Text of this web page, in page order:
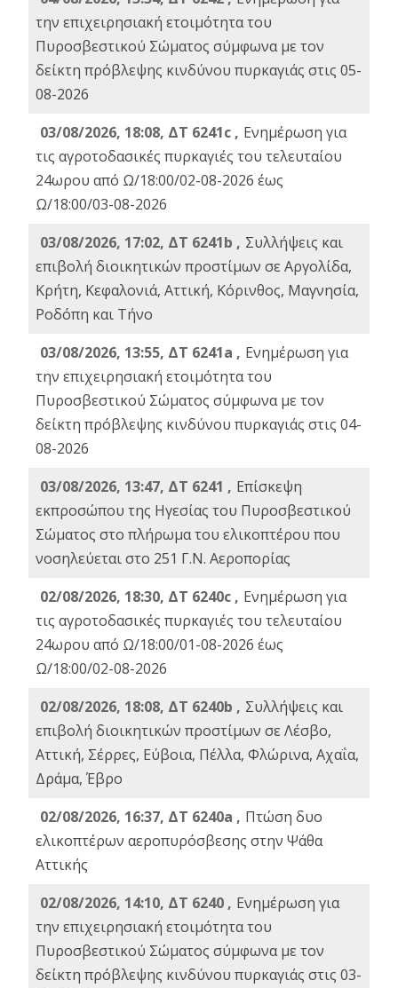
την επιχειρησιακή ετοιμότητα του
Πυροσβεστικού Σώματος σύμφωνα με τον
δείκτη πρόβλεψης κινδύνου πυρκαγιάς στις 05-
08-2026
03/08/2026, 18:08, ΔΤ 6241c , Ενημέρωση για
τις αγροτοδασικές πυρκαγιές του τελευταίου
24ωρου από Ω/18:00/02-08-2026 έως
Ω/18:00/03-08-2026
03/08/2026, 17:02, ΔΤ 6241b , Συλλήψεις και
επιβολή διοικητικών προστίμων σε Αργολίδα,
Κρήτη, Κεφαλονιά, Αττική, Κόρινθος, Μαγνησία,
Ροδόπη και Τήνο
03/08/2026, 13:55, ΔΤ 6241a , Ενημέρωση για
την επιχειρησιακή ετοιμότητα του
Πυροσβεστικού Σώματος σύμφωνα με τον
δείκτη πρόβλεψης κινδύνου πυρκαγιάς στις 04-
08-2026
03/08/2026, 13:47, ΔΤ 6241 , Επίσκεψη
εκπροσώπου της Ηγεσίας του Πυροσβεστικού
Σώματος στο πλήρωμα του ελικοπτέρου που
νοσηλεύεται στο 251 Γ.Ν. Αεροπορίας
02/08/2026, 18:30, ΔΤ 6240c , Ενημέρωση για
τις αγροτοδασικές πυρκαγιές του τελευταίου
24ωρου από Ω/18:00/01-08-2026 έως
Ω/18:00/02-08-2026
02/08/2026, 18:08, ΔΤ 6240b , Συλλήψεις και
επιβολή διοικητικών προστίμων σε Λέσβο,
Αττική, Σέρρες, Εύβοια, Πέλλα, Φλώρινα, Αχαΐα,
Δράμα, Έβρο
02/08/2026, 16:37, ΔΤ 6240a , Πτώση δυο
ελικοπτέρων αεροπυρόσβεσης στην Ψάθα
Αττικής
02/08/2026, 14:10, ΔΤ 6240 , Ενημέρωση για
την επιχειρησιακή ετοιμότητα του
Πυροσβεστικού Σώματος σύμφωνα με τον
δείκτη πρόβλεψης κινδύνου πυρκαγιάς στις 03-